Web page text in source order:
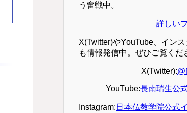
う奮戦中。
詳しい
X(Twitter)やYouTube、イン
も情報発信中。ぜひご覧くだ
X(Twitter):
YouTube:長南瑞生公
Instagram: 日本仏教学院公式